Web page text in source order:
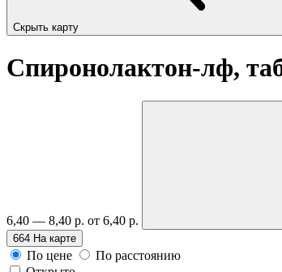
Скрыть карту
Спиронолактон-лф,
6,40 — 8,40 р. от 6,40 р.
664 На карте
По цене
По расстоянию